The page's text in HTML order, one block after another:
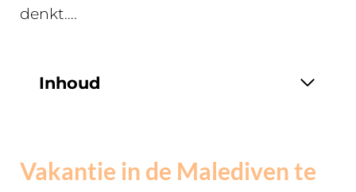
denkt….
Inhoud
Vakantie in de Malediven te